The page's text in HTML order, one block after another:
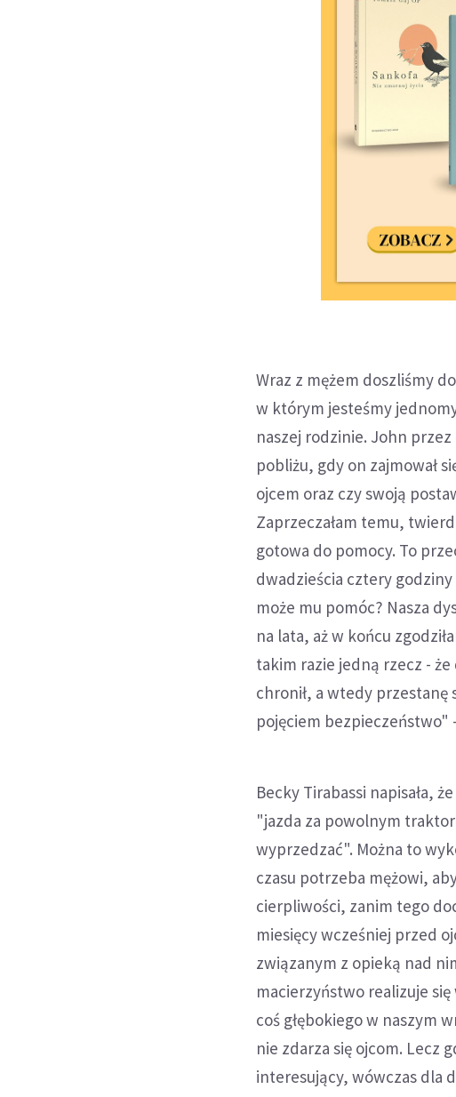
Wraz z mężem doszliśmy
w którym jesteśmy
naszej rodzinie. John przez
pobliżu, gdy on zajmował
ojcem oraz czy swoją
Zaprzeczałam temu,
gotowa do pomocy. To
dwadzieścia cztery
może mu pomóc? Nasza
na lata, aż w końcu
takim razie jedną rzecz -
chronił, a wtedy
pojęciem bezpieczeństwo"
Becky Tirabassi napisała,
"jazda za powolnym
wyprzedzać". Można to
czasu potrzeba mężowi,
cierpliwości, zanim tego
miesięcy wcześniej przed
związanym z opieką nad
macierzyństwo realizuje
coś głębokiego w naszym
nie zdarza się ojcom. Lecz
interesujący, wówczas dla